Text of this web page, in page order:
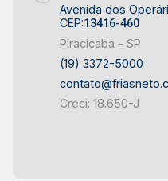
Avenida dos
CEP:13416-460
Piracicaba - SP
(19) 3372-5000
Creci: 18.650-J